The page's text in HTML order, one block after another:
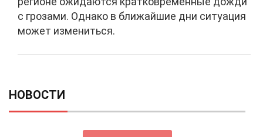
с грозами. Однако в ближайшие дни ситуация
может измениться.
НОВОСТИ